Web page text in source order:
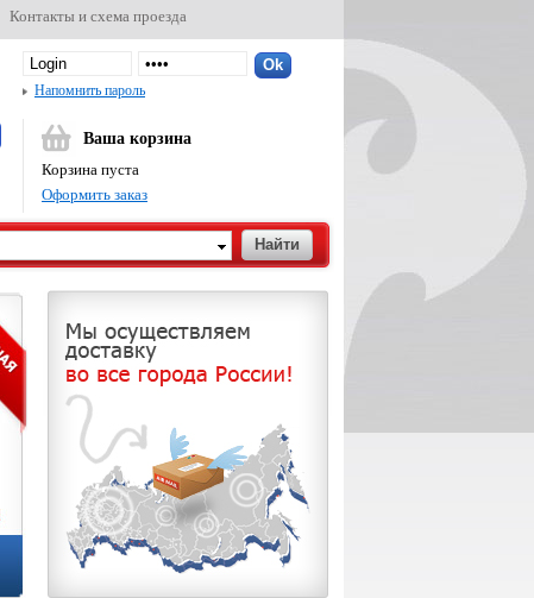
Контакты и схема проезда
Напомнить пароль
Ваша корзина
Корзина пуста
Оформить заказ